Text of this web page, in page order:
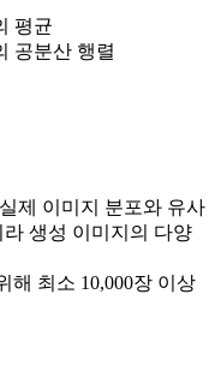
평균
공분산 행렬
제 이미지 분포와 유사
생성 이미지의 다양
해 최소 10,000장 이상